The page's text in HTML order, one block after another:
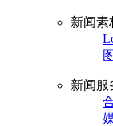
新闻素
新闻服